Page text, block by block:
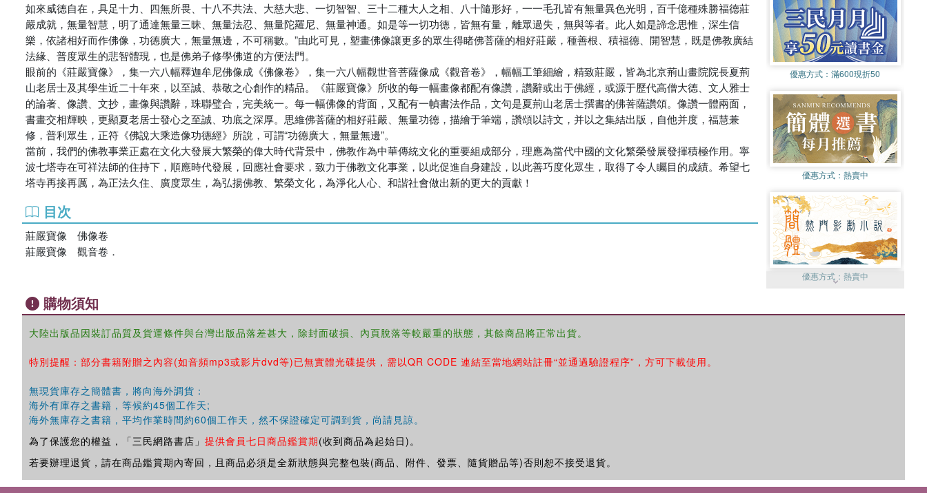
如來威德自在，具足十力、四無所畏、十八不共法、大慈大悲、一切智智、三十二種大人之相、八十隨形好，一一毛孔皆有無量異色光明，百千億種殊勝福德莊
嚴成就，無量智慧，明了通達無量三昧、無量法忍、無量陀羅尼、無量神通。如是等一切功德，皆無有量，離眾過失，無與等者。此人如是諦念思惟，深生信
樂，依諸相好而作佛像，功德廣大，無量無邊，不可稱數。”由此可見，塑畫佛像讓更多的眾生得睹佛菩薩的相好莊嚴，種善根、積福德、開智慧，既是佛教廣結
法緣、普度眾生的悲智體現，也是佛弟子修學佛道的方便法門。
眼前的《莊嚴寶像》，集一六八幅釋迦牟尼佛像成《佛像卷》，集一六八幅觀世音菩薩像成《觀音卷》，幅幅工筆細繪，精致莊嚴，皆為北京荊山畫院院長夏荊
山老居士及其學生近二十年來，以至誠、恭敬之心創作的精品。《莊嚴寶像》所收的每一幅畫像都配有像讚，讚辭或出于佛經，或源于歷代高僧大德、文人雅士
的論著、像讚、文抄，畫像與讚辭，珠聯璧合，完美統一。每一幅佛像的背面，又配有一幀書法作品，文句是夏荊山老居士撰書的佛菩薩讚頌。像讚一體兩面，
書畫交相輝映，更顯夏老居士發心之至誠、功底之深厚。思維佛菩薩的相好莊嚴、無量功德，描繪于筆端，讚頌以詩文，并以之集結出版，自他并度，福慧兼
修，普利眾生，正符《佛說大乘造像功德經》所說，可謂“功德廣大，無量無邊”。
當前，我們的佛教事業正處在文化大發展大繁榮的偉大時代背景中，佛教作為中華傳統文化的重要組成部分，理應為當代中國的文化繁榮發展發揮積極作用。寧
波七塔寺在可祥法師的住持下，順應時代發展，回應社會要求，致力于佛教文化事業，以此促進自身建設，以此善巧度化眾生，取得了令人矚目的成績。希望七
塔寺再接再厲，為正法久住、廣度眾生，為弘揚佛教、繁榮文化，為淨化人心、和諧社會做出新的更大的貢獻！
目次
莊嚴寶像 佛像卷
莊嚴寶像 觀音卷．
優惠方式：滿600現折50
優惠方式： 熱賣中
優惠方式： 熱賣中
優惠方式：19折起
購物須知
大陸出版品因裝訂品質及貨運條件與台灣出版品落差甚大，除封面破損、內頁脫落等較嚴重的狀態，其餘商品將正常出貨。
特別提醒：部分書籍附贈之內容(如音頻mp3或影片dvd等)已無實體光碟提供，需以QR CODE 連結至當地網站註冊“並通過驗證程序”，方可下載使用。
無現貨庫存之簡體書，將向海外調貨：
海外有庫存之書籍，等候約45個工作天;
海外無庫存之書籍，平均作業時間約60個工作天，然不保證確定可調到貨，尚請見諒。
為了保護您的權益，「三民網路書店」 提供會員七日商品鑑賞期(收到商品為起始日)。
若要辦理退貨，請在商品鑑賞期內寄回，且商品必須是全新狀態與完整包裝(商品、附件、發票、隨貨贈品等)否則恕不接受退貨。